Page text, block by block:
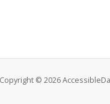
Copyright © 2026